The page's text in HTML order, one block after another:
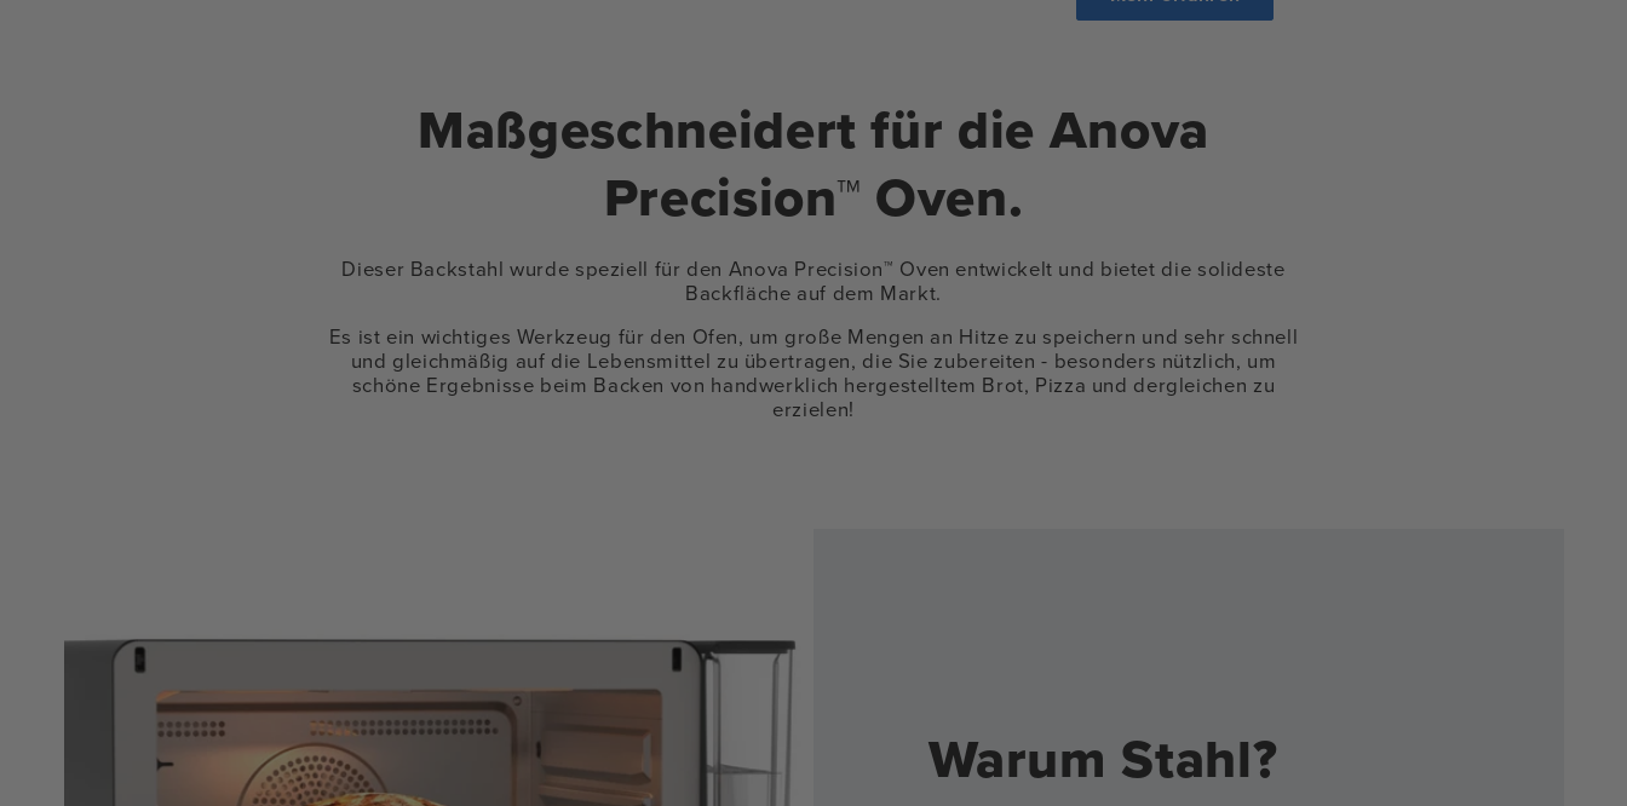
Maßgeschneidert für die Anova
Precision™ Oven.
Dieser Backstahl wurde speziell für den Anova Precision™ Oven entwickelt und bietet die solideste
Backfläche auf dem Markt.
Es ist ein wichtiges Werkzeug für den Ofen, um große Mengen an Hitze zu speichern und sehr schnell
und gleichmäßig auf die Lebensmittel zu übertragen, die Sie zubereiten - besonders nützlich, um
schöne Ergebnisse beim Backen von handwerklich hergestelltem Brot, Pizza und dergleichen zu
erzielen!
Warum Stahl?